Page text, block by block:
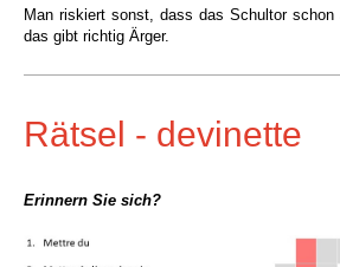
Man riskiert sonst, dass das Schultor
das gibt richtig Ärger.
Rätsel - devinette
Erinnern Sie sich?